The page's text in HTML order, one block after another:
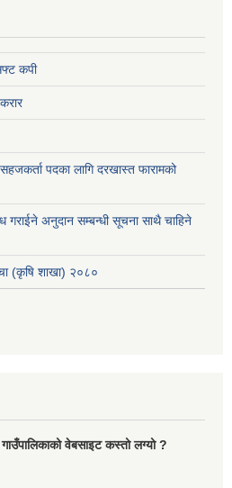
कपी
पदका लागि दरखास्त फारामको
गराईने अनुदान सम्बन्धी सूचना साथै चाहिने
(कृषि शाखा) २०८०
वेबसाइट कस्तो लग्यो ?